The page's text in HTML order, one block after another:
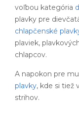
voľbou kategória
plavky pre
chlapčenské
plaviek,
chlapcov.
A napokon pre
plavky, kde si tiež
strihov.